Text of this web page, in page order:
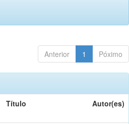
Anterior 1 Póximo
Título Autor(es)